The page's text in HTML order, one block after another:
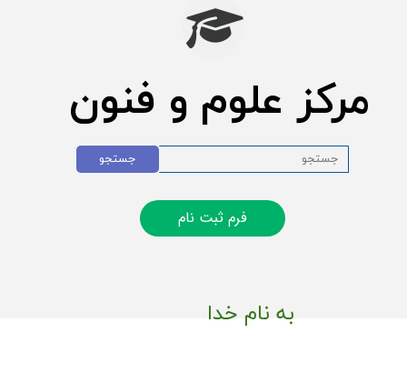
مرکز علوم و فنون
فرم ثبت نام
جستجو
به نام خدا